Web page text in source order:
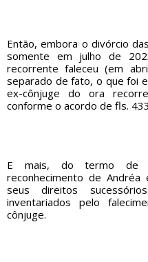
Então, embora o divórcio
somente em julho de
recorrente faleceu (em
separado de fato, o que foi
ex-cônjuge do ora
conforme o acordo de fls.
E mais, do termo de
reconhecimento de
seus direitos
inventariados pelo
cônjuge.